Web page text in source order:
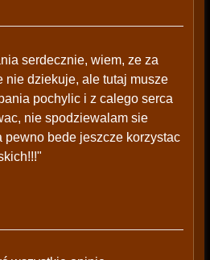
serdecznie, wiem, ze za
nie dziekuje, ale tutaj musze
pochylic i z calego serca
nie spodziewalam sie
bede jeszcze korzystac